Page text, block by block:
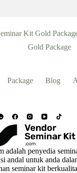
Kit Gold
Gold Package
Package Blog
adalah penyedia
andal untuk anda
seminar kit